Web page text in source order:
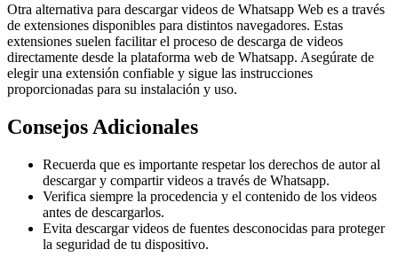
Otra alternativa para descargar videos de Whatsapp Web es a través
de extensiones disponibles para distintos navegadores. Estas
extensiones suelen facilitar el proceso de descarga de videos
directamente desde la plataforma web de Whatsapp. Asegúrate de
elegir una extensión confiable y sigue las instrucciones
proporcionadas para su instalación y uso.
Consejos Adicionales
Recuerda que es importante respetar los derechos de autor al
descargar y compartir videos a través de Whatsapp.
Verifica siempre la procedencia y el contenido de los videos
antes de descargarlos.
Evita descargar videos de fuentes desconocidas para proteger
la seguridad de tu dispositivo.